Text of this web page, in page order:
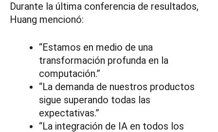
Durante la última conferencia de resultados,
Huang mencionó:
“Estamos en medio de una
transformación profunda en la
computación.”
“La demanda de nuestros productos
sigue superando todas las
expectativas.”
“La integración de IA en todos los